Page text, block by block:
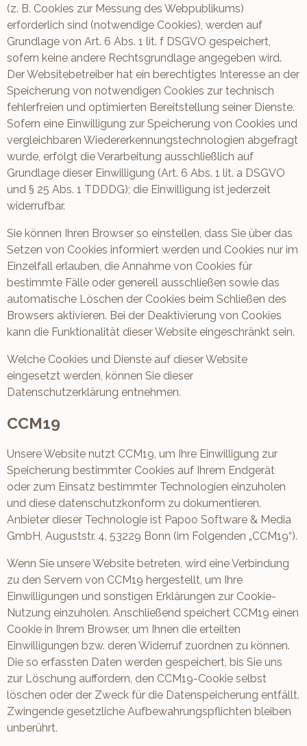
(z. B. Cookies zur Messung des Webpublikums)
erforderlich sind (notwendige Cookies), werden auf
Grundlage von Art. 6 Abs. 1 lit. f DSGVO gespeichert,
sofern keine andere Rechtsgrundlage angegeben wird.
Der Websitebetreiber hat ein berechtigtes Interesse an der
Speicherung von notwendigen Cookies zur technisch
fehlerfreien und optimierten Bereitstellung seiner Dienste.
Sofern eine Einwilligung zur Speicherung von Cookies und
vergleichbaren Wiedererkennungstechnologien abgefragt
wurde, erfolgt die Verarbeitung ausschließlich auf
Grundlage dieser Einwilligung (Art. 6 Abs. 1 lit. a DSGVO
und § 25 Abs. 1 TDDDG); die Einwilligung ist jederzeit
widerrufbar.
Sie können Ihren Browser so einstellen, dass Sie über das
Setzen von Cookies informiert werden und Cookies nur im
Einzelfall erlauben, die Annahme von Cookies für
bestimmte Fälle oder generell ausschließen sowie das
automatische Löschen der Cookies beim Schließen des
Browsers aktivieren. Bei der Deaktivierung von Cookies
kann die Funktionalität dieser Website eingeschränkt sein.
Welche Cookies und Dienste auf dieser Website
eingesetzt werden, können Sie dieser
Datenschutzerklärung entnehmen.
CCM19
Unsere Website nutzt CCM19, um Ihre Einwilligung zur
Speicherung bestimmter Cookies auf Ihrem Endgerät
oder zum Einsatz bestimmter Technologien einzuholen
und diese datenschutzkonform zu dokumentieren.
Anbieter dieser Technologie ist Papoo Software & Media
GmbH, Auguststr. 4, 53229 Bonn (im Folgenden „CCM19“).
Wenn Sie unsere Website betreten, wird eine Verbindung
zu den Servern von CCM19 hergestellt, um Ihre
Einwilligungen und sonstigen Erklärungen zur Cookie-
Nutzung einzuholen. Anschließend speichert CCM19 einen
Cookie in Ihrem Browser, um Ihnen die erteilten
Einwilligungen bzw. deren Widerruf zuordnen zu können.
Die so erfassten Daten werden gespeichert, bis Sie uns
zur Löschung auffordern, den CCM19-Cookie selbst
löschen oder der Zweck für die Datenspeicherung entfällt.
Zwingende gesetzliche Aufbewahrungspflichten bleiben
unberührt.